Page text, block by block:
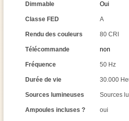
Dimmable Oui
Classe FED A
Rendu des couleurs 80 CRI
Télécommande non
Fréquence 50 Hz
Durée de vie 30.000
Sources lumineuses Sources
Ampoules incluses ? oui